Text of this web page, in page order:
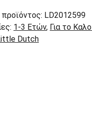
LD2012599
1-3 Ετών, Για το
Dutch